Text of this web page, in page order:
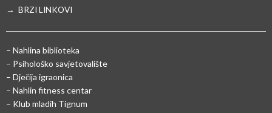
→ BRZI LINKOVI
– Nahlina biblioteka
– Psihološko savjetovalište
– Dječija igraonica
– Nahlin fitness centar
– Klub mladih Tignum